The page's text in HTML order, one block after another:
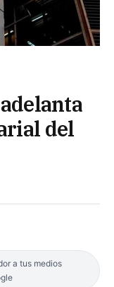
del
a tus medios